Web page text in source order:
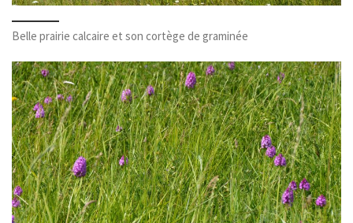
Belle prairie calcaire et son cortège de graminée